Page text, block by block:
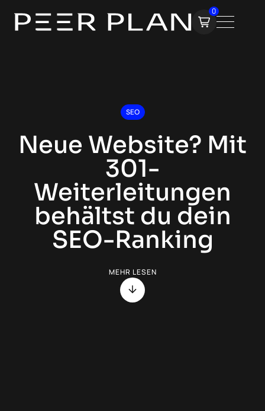
0
SEO
Neue Website? Mit
301-
Weiterleitungen
behältst du dein
SEO-Ranking
MEHR LESEN